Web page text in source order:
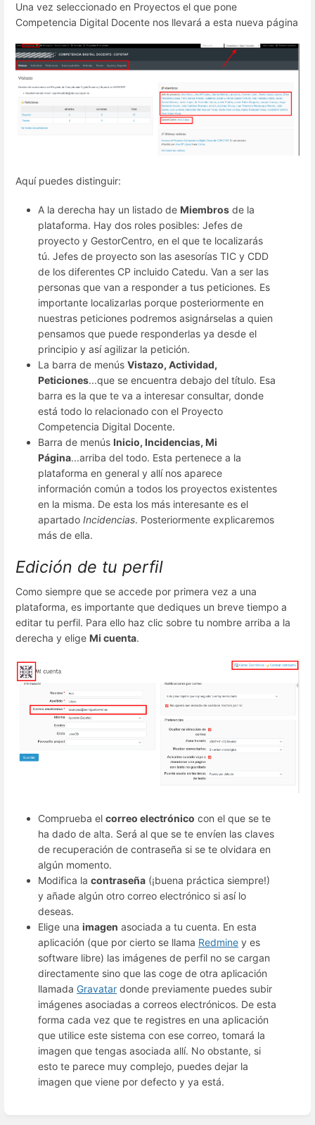
Una vez seleccionado en Proyectos el que pone
Competencia Digital Docente nos llevará a esta nueva página
Aquí puedes distinguir:
A la derecha hay un listado de Miembros de la
plataforma. Hay dos roles posibles: Jefes de
proyecto y GestorCentro, en el que te localizarás
tú. Jefes de proyecto son las asesorías TIC y CDD
de los diferentes CP incluido Catedu. Van a ser las
personas que van a responder a tus peticiones. Es
importante localizarlas porque posteriormente en
nuestras peticiones podremos asignárselas a quien
pensamos que puede responderlas ya desde el
principio y así agilizar la petición.
La barra de menús Vistazo, Actividad,
Peticiones...que se encuentra debajo del título. Esa
barra es la que te va a interesar consultar, donde
está todo lo relacionado con el Proyecto
Competencia Digital Docente.
Barra de menús Inicio, Incidencias, Mi
Página...arriba del todo. Esta pertenece a la
plataforma en general y allí nos aparece
información común a todos los proyectos existentes
en la misma. De esta los más interesante es el
apartado Incidencias. Posteriormente explicaremos
más de ella.
Edición de tu perfil
Como siempre que se accede por primera vez a una
plataforma, es importante que dediques un breve tiempo a
editar tu perfil. Para ello haz clic sobre tu nombre arriba a la
derecha y elige Mi cuenta.
Comprueba el correo electrónico con el que se te
ha dado de alta. Será al que se te envíen las claves
de recuperación de contraseña si se te olvidara en
algún momento.
Modifica la contraseña (¡buena práctica siempre!)
y añade algún otro correo electrónico si así lo
deseas.
Elige una imagen asociada a tu cuenta. En esta
aplicación (que por cierto se llama Redmine y es
software libre) las imágenes de perfil no se cargan
directamente sino que las coge de otra aplicación
llamada Gravatar donde previamente puedes subir
imágenes asociadas a correos electrónicos. De esta
forma cada vez que te registres en una aplicación
que utilice este sistema con ese correo, tomará la
imagen que tengas asociada allí. No obstante, si
esto te parece muy complejo, puedes dejar la
imagen que viene por defecto y ya está.